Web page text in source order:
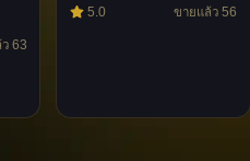
63
5.0 ขายแล้ว 56